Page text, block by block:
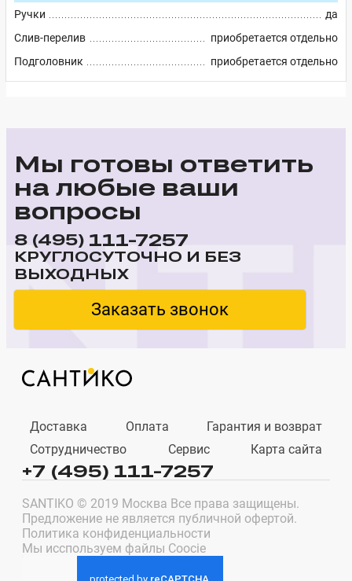
Ручки
да
Слив-перелив
приобретается отдельно
Подголовник
приобретается отдельно
Мы готовы ответить
на любые ваши
вопросы
8 (495) 111-7257
КРУГЛОСУТОЧНО И БЕЗ
ВЫХОДНЫХ
Заказать звонок
Доставка Оплата
Гарантия и возврат
Сотрудничество
Сервис Карта сайта
+7 (495) 111-7257
SANTIKO © 2019 Москва Все права защищены.
Предложение не является публичной офертой.
Политика конфиденциальности
Мы исспользуем файлы Coocie